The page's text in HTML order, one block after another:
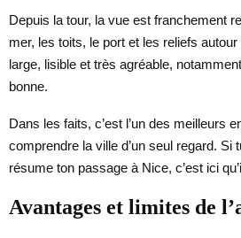
Depuis la tour, la vue est franchement
mer, les toits, le port et les reliefs
large, lisible et très agréable,
bonne.
Dans les faits, c’est l’un des meilleurs
comprendre la ville d’un seul regard. Si
résume ton passage à Nice, c’est ici
Avantages et limites de